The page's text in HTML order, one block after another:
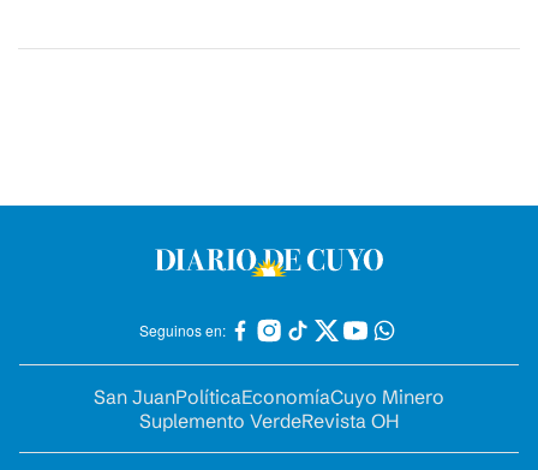
Seguinos en:
San JuanPolíticaEconomíaCuyo Minero
Suplemento VerdeRevista OH